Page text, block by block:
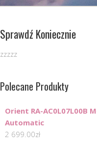
Sprawdź Koniecznie
zzzzz
Polecane Produkty
Orient RA-AC0L07L00B
Automatic
2 699.00zł